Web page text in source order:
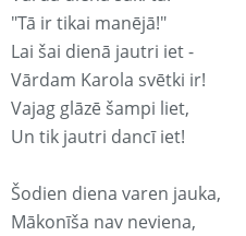
"Tā ir tikai manējā!"
Lai šai dienā jautri iet -
Vārdam Karola svētki ir!
Vajag glāzē šampi liet,
Un tik jautri dancī iet!
Šodien diena varen jauka,
Mākonīša nav neviena,